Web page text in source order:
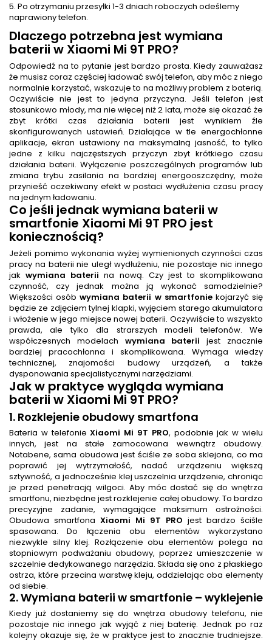
5. Po otrzymaniu przesyłki 1-3 dniach roboczych odeślemy
naprawiony telefon.
Dlaczego potrzebna jest wymiana
baterii w Xiaomi Mi 9T PRO?
Odpowiedź na to pytanie jest bardzo prosta. Kiedy zauważasz
że musisz coraz częściej ładować swój telefon, aby móc z niego
normalnie korzystać, wskazuje to na możliwy problem z baterią.
Oczywiście nie jest to jedyna przyczyna. Jeśli telefon jest
stosunkowo młody, ma nie więcej niż 2 lata, może się okazać że
zbyt krótki czas działania baterii jest wynikiem źle
skonfigurowanych ustawień. Działające w tle energochłonne
aplikacje, ekran ustawiony na maksymalną jasność, to tylko
jedne z kilku najczęstszych przyczyn zbyt krótkiego czasu
działania baterii. Wyłączenie poszczególnych programów lub
zmiana trybu zasilania na bardziej energooszczędny, może
przynieść oczekiwany efekt w postaci wydłużenia czasu pracy
na jednym ładowaniu.
Co jeśli jednakwymiana baterii w
smartfonie Xiaomi Mi 9T PRO jest
koniecznością?
Jeżeli pomimo wykonania wyżej wymienionych czynności czas
pracy na baterii nie uległ wydłużeniu, nie pozostaje nic innego
jakwymiana baterii na nową. Czy jest to skomplikowana
czynność, czy jednak można ją wykonać samodzielnie?
Większości osóbwymiana baterii w smartfoniekojarzyć się
będzie ze zdjęciem tylnej klapki, wyjęciem starego akumulatora
i włożenie w jego miejsce nowej baterii. Oczywiście to wszyskto
prawda, ale tylko dla strarszych modeli telefonów. We
współczesnych modelach wymiana baterii jest znacznie
bardziej pracochłonna i skomplikowana. Wymaga wiedzy
technicznej, znajomości budowy urządzeń, a także
dysponowania specjalistycznymi narzędziami.
Jak w praktyce wygląda wymiana
baterii w Xiaomi Mi 9T PRO?
1. Rozklejenie obudowy smartfona
Bateria w telefonieXiaomi Mi 9T PRO, podobnie jak w wielu
innych, jest na stałe zamocowana wewnątrz obudowy.
Notabene, sama obudowa jest ściśle ze soba sklejona, co ma
poprawić jej wytrzymałość, nadać urządzeniu większą
sztywność, a jednocześnie klej uszczelnia urządzenie, chroniąc
je przed penetracją wilgoci. Aby móc dostać się do wnętrza
smartfonu, niezbędne jest rozklejenie całej obudowy. To bardzo
precyzyjne zadanie, wymagające maksimum ostrożności.
Obudowa smartfona Xiaomi Mi 9T PRO jest bardzo ściśle
spasowana. Do łączenia obu elementów wykorzystano
niezwykle silny klej. Rozłączenie obu elementów polega na
stopniowym podważaniu obudowy, poprzez umieszczenie w
szczelnie dedykowanego narzędzia. Składa się ono z płaskiego
ostrza, które przecina warstwę kleju, oddzielając oba elementy
od siebie.
2.Wymiana baterii w smartfonie – wyklejenie
Kiedy już dostaniemy się do wnętrza obudowy telefonu, nie
pozostaje nic innego jak wyjąć z niej baterię. Jednak po raz
kolejny okazuje się, że w praktyce jest to znacznie trudniejsze.